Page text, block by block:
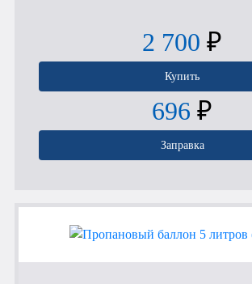
2 700 ₽
Купить
696 ₽
Заправка